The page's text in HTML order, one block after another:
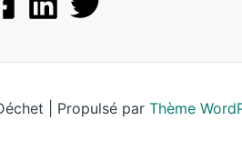
| Propulsé par Thème